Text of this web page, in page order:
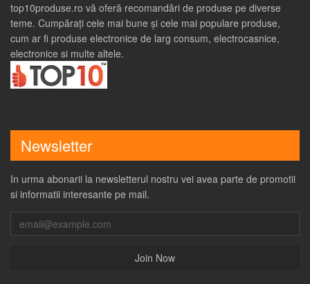
top10produse.ro vă oferă recomandări de produse pe diverse
teme. Cumpărați cele mai bune și cele mai populare produse,
cum ar fi produse electronice de larg consum, electrocasnice,
electronice si multe altele.
Newsletter
In urma abonarii la newsletterul nostru vei avea parte de promotii
si informatii interesante pe mail.